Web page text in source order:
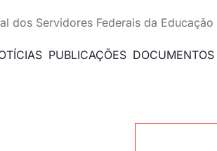
dos Servidores Federais da
PUBLICAÇÕES DOCUMENTOS